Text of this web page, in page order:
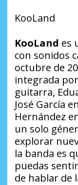
KooLand
KooLand es
con sonidos
octubre de
integrada
guitarra,
José García
Hernández
un solo
explorar
la banda es
puedas
de hablar de